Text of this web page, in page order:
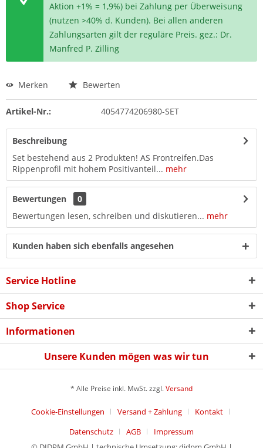
Aktion +1% = 1,9%) bei Zahlung per Überweisung
(nutzen >40% d. Kunden). Bei allen anderen
Zahlungsarten gilt der reguläre Preis. gez.: Dr.
Manfred P. Zilling
Merken Bewerten
Artikel-Nr.: 4054774206980-SET
Beschreibung
Set bestehend aus 2 Produkten! AS Frontreifen.Das
Rippenprofil mit hohem Positivanteil... mehr
Bewertungen
0
Bewertungen lesen, schreiben und diskutieren... mehr
Kunden haben sich ebenfalls angesehen
Service Hotline
Shop Service
Informationen
Unsere Kunden mögen was wir tun
* Alle Preise inkl. MwSt. zzgl.Versand
Cookie-Einstellungen Versand + Zahlung
Kontakt
Datenschutz
AGB
Impressum